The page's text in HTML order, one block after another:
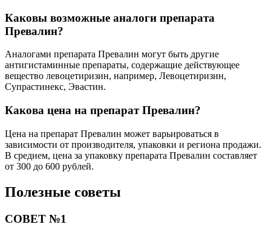
Каковы возможные аналоги препарата
Превалин?
Аналогами препарата Превалин могут быть другие
антигистаминные препараты, содержащие действующее
вещество левоцетиризин, например, Левоцетиризин,
Супрастинекс, Эвастин.
Какова цена на препарат Превалин?
Цена на препарат Превалин может варьироваться в
зависимости от производителя, упаковки и региона продажи.
В среднем, цена за упаковку препарата Превалин составляет
от 300 до 600 рублей.
Полезные советы
СОВЕТ №1